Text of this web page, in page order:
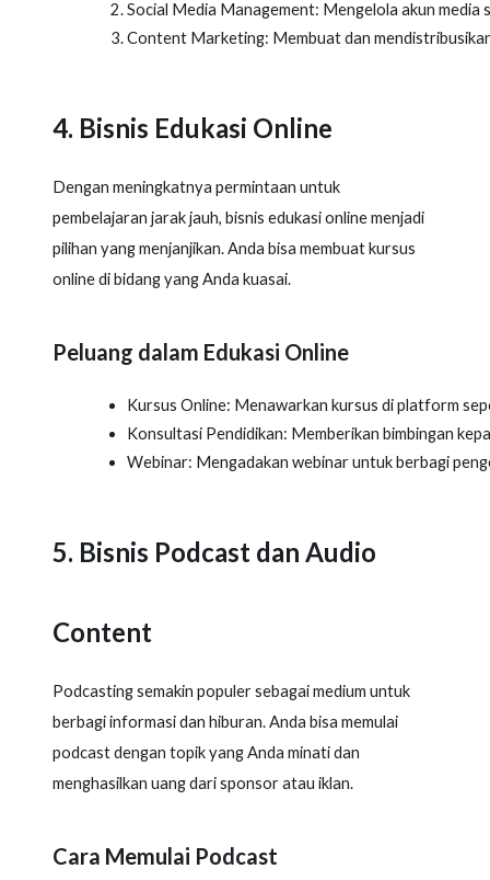
Social Media Management: Mengelola akun
Content Marketing: Membuat dan
4. Bisnis Edukasi Online
Dengan meningkatnya permintaan untuk
pembelajaran jarak jauh, bisnis edukasi online menjadi
pilihan yang menjanjikan. Anda bisa membuat kursus
online di bidang yang Anda kuasai.
Peluang dalam Edukasi Online
Kursus Online: Menawarkan kursus di platform
Konsultasi Pendidikan: Memberikan bimbingan
Webinar: Mengadakan webinar untuk berbagi
5. Bisnis Podcast dan Audio
Content
Podcasting semakin populer sebagai medium untuk
berbagi informasi dan hiburan. Anda bisa memulai
podcast dengan topik yang Anda minati dan
menghasilkan uang dari sponsor atau iklan.
Cara Memulai Podcast